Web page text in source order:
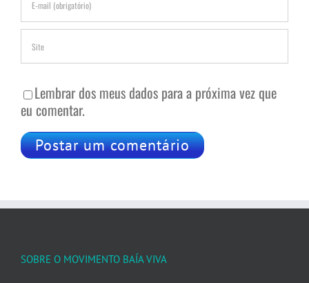
Lembrar dos meus dados para a próxima vez que
eu comentar.
SOBRE O MOVIMENTO BAÍA VIVA